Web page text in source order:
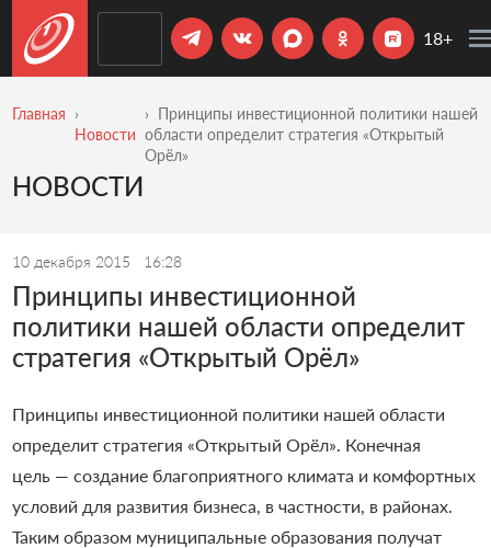
18+
Главная
Новости
Принципы инвестиционной политики нашей
области определит стратегия «Открытый
Орёл»
НОВОСТИ
10 декабря 2015 16:28
Принципы инвестиционной
политики нашей области определит
стратегия «Открытый Орёл»
Принципы инвестиционной политики нашей области
определит стратегия «Открытый Орёл». Конечная
цель — создание благоприятного климата и комфортных
условий для развития бизнеса, в частности, в районах.
Таким образом муниципальные образования получат